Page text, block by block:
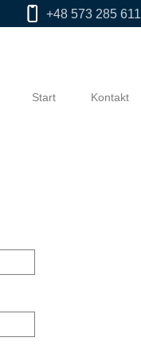
+48 573 285 611
Start Kontakt